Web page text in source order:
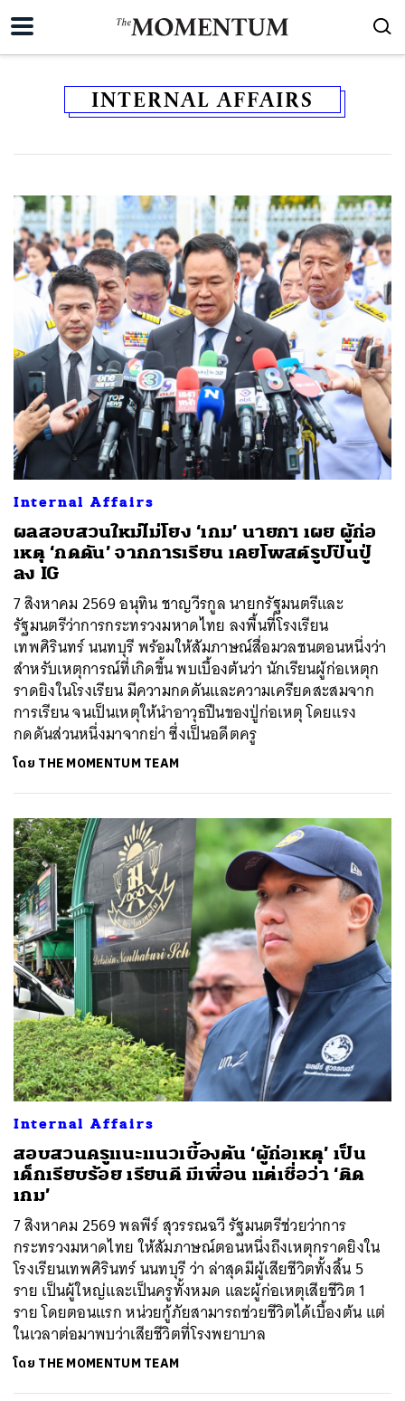
INTERNAL AFFAIRS
Internal Affairs
ผลสอบสวนใหม่ไม่โยง ‘เกม’ นายกฯ เผย ผู้ก่อ
เหตุ ‘กดดัน’ จากการเรียน เคยโพสต์รูปปืนปู่
ลง IG
7 สิงหาคม 2569 อนุทิน ชาญวีรกูล นายกรัฐมนตรีและ
รัฐมนตรีว่าการกระทรวงมหาดไทย ลงพื้นที่โรงเรียน
เทพศิรินทร์ นนทบุรี พร้อมให้สัมภาษณ์สื่อมวลชนตอนหนึ่งว่า
สำหรับเหตุการณ์ที่เกิดขึ้น พบเบื้องต้นว่า นักเรียนผู้ก่อเหตุก
ราดยิงในโรงเรียน มีความกดดันและความเครียดสะสมจาก
การเรียน จนเป็นเหตุให้นำอาวุธปืนของปู่ก่อเหตุ โดยแรง
กดดันส่วนหนึ่งมาจากย่า ซึ่งเป็นอดีตครู
โดย THE MOMENTUM TEAM
Internal Affairs
สอบสวนครูแนะแนวเบื้องต้น ‘ผู้ก่อเหตุ’ เป็น
เด็กเรียบร้อย เรียนดี มีเพื่อน แต่เชื่อว่า ‘ติด
เกม’
7 สิงหาคม 2569 พลพีร์ สุวรรณฉวี รัฐมนตรีช่วยว่าการ
กระทรวงมหาดไทย ให้สัมภาษณ์ตอนหนึ่งถึงเหตุกราดยิงใน
โรงเรียนเทพศิรินทร์ นนทบุรี ว่า ล่าสุดมีผู้เสียชีวิตทั้งสิ้น 5
ราย เป็นผู้ใหญ่และเป็นครูทั้งหมด และผู้ก่อเหตุเสียชีวิต 1
ราย โดยตอนแรก หน่วยกู้ภัยสามารถช่วยชีวิตได้เบื้องต้น แต่
ในเวลาต่อมาพบว่าเสียชีวิตที่โรงพยาบาล
โดย THE MOMENTUM TEAM